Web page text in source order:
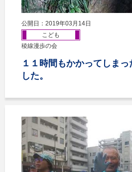
公開日：2019年03月14日
こども
稜線漫歩の会
１１時間もかかってしま
した。